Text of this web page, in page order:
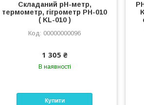
Складаний pH-метр,
термометр, гігрометр PH-010
( KL-010 )
00000000096
1 305 ₴
В наявності
Купити